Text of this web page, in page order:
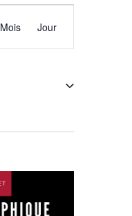
de
Évènement
Mois Jour